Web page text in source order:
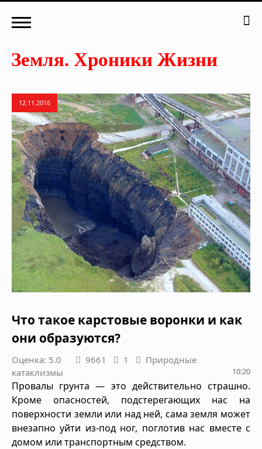
12.11.2016
Что такое карстовые воронки и как
они образуются?
Оценка: 5.0 9661 1
Природные
катаклизмы
10:20
Провалы грунта — это действительно страшно.
Кроме опасностей, подстерегающих нас на
поверхности земли или над ней, сама земля может
внезапно уйти из-под ног, поглотив нас вместе с
домом или транспортным средством.